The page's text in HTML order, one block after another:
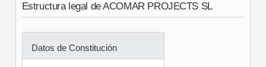
Estructura legal de ACOMAR PROJECTS SL
Datos de Constitución